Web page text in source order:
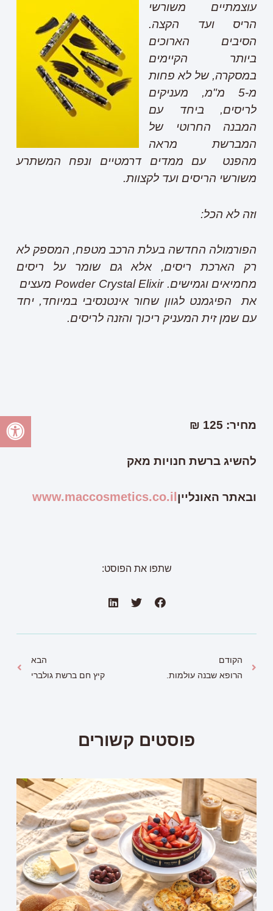
עוצמתיים משורשי
הריס ועד הקצה.
הסיבים הארוכים
ביותר הקיימים
במסקרה, של לא פחות
מ-5 מ"מ, מעניקים
לריסים, ביחד עם
המבנה החרוטי של
המברשת מראה
מהפנט עם ממדים דרמטיים ונפח המשתרע
משורשי הריסים ועד לקצוות.
וזה לא הכל:
הפורמולה החדשה בעלת הרכב מטפח, המספק לא
רק הארכת ריסים, אלא גם שומר על ריסים
מחמיאים וגמישים.Powder Crystal Elixir מעצים
את הפיגמנט לגוון שחור אינטנסיבי במיוחד, יחד
עם שמן זית המעניק ריכוך והזנה לריסים.
מחיר: 125 ₪
להשיג ברשת חנויות מאק
ובאתר האונליין www.maccosmetics.co.il
שתפו את הפוסט:
הקודם
הרופא שבנה עולמות.
הבא
קיץ חם ברשת גולברי
פוסטים קשורים